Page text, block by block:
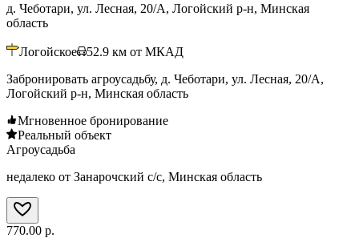
д. Чеботари, ул. Лесная, 20/А, Логойский р-н, Минская
область
Логойское 52.9 км от МКАД
Забронировать агроусадьбу, д. Чеботари, ул. Лесная, 20/А,
Логойский р-н, Минская область
Мгновенное бронирование
Реальный объект
Агроусадьба
недалеко от Занарочский с/с, Минская область
770.00 р.